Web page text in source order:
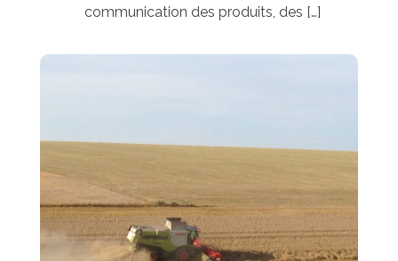
communication des produits, des […]